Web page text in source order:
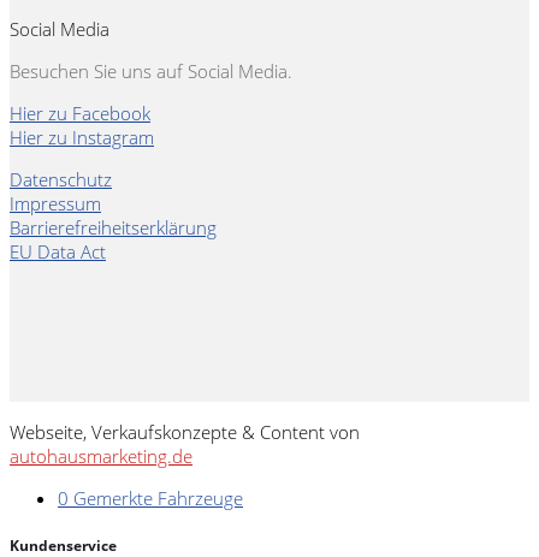
Social Media
Besuchen Sie uns auf Social Media.
Hier zu Facebook
Hier zu Instagram
Datenschutz
Impressum
Barrierefreiheitserklärung
EU Data Act
Webseite, Verkaufskonzepte & Content von
autohausmarketing.de
0 Gemerkte Fahrzeuge
Kundenservice